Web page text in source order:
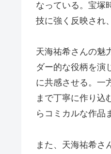
なっている。宝塚
技に強く反映され
天海祐希さんの魅
ダー的な役柄を演
に共感させる。一
まで丁寧に作り込
らコミカルな作品
また、天海祐希さ